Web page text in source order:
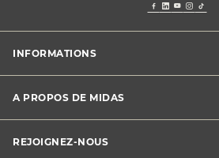
INFORMATIONS
Charte des cookies
Charte des données personnelles
CGV
A PROPOS DE MIDAS
Midas France
REJOIGNEZ-NOUS